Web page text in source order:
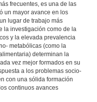
frecuentes, es una de las
un mayor avance en los
lugar de trabajo más
la investigación como de la
y la elevada prevalencia
metabólicas (como la
determinan la
vez mejor formados en su
a los problemas socio-
con una sólida formación
continuos avances
NEUROENDOCRINOLOGÍA: Control de la ingesta y regulación
METABOLISMO Y SU PATOLOGÍA: Patofisiología y manejo clínico de la obesidad